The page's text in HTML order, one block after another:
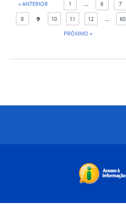
« ANTERIOR 1 ... 6 7
8 9 10 11 12 ...
60
PRÓXIMO »